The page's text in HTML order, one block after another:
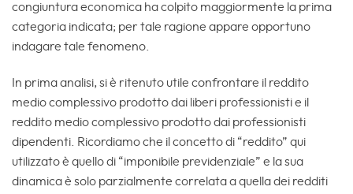
congiuntura economica ha colpito maggiormente la prima
categoria indicata; per tale ragione appare opportuno
indagare tale fenomeno.
In prima analisi, si è ritenuto utile confrontare il reddito
medio complessivo prodotto dai liberi professionisti e il
reddito medio complessivo prodotto dai professionisti
dipendenti. Ricordiamo che il concetto di “reddito” qui
utilizzato è quello di “imponibile previdenziale” e la sua
dinamica è solo parzialmente correlata a quella dei redditi